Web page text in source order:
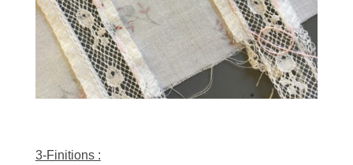
3-Finitions :